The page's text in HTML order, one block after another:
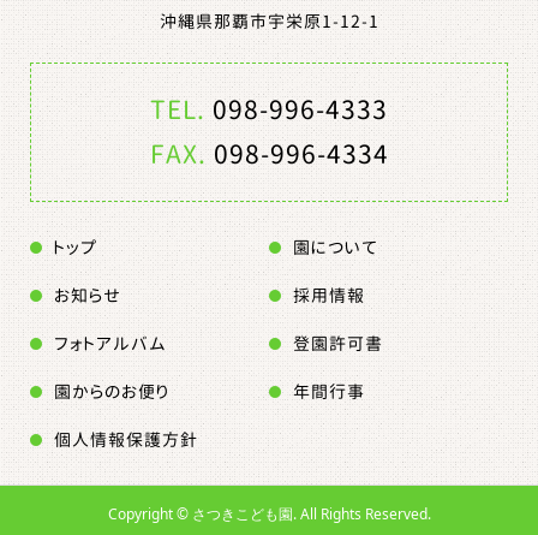
沖縄県那覇市宇栄原1-12-1
TEL.098-996-4333
FAX.098-996-4334
トップ 園について
園からのお便り
お知らせ 採用情報
年間行事
フォトアルバム 登園許可書
個人情報保護方針
Copyright ©さつきこども園. All Rights Reserved.